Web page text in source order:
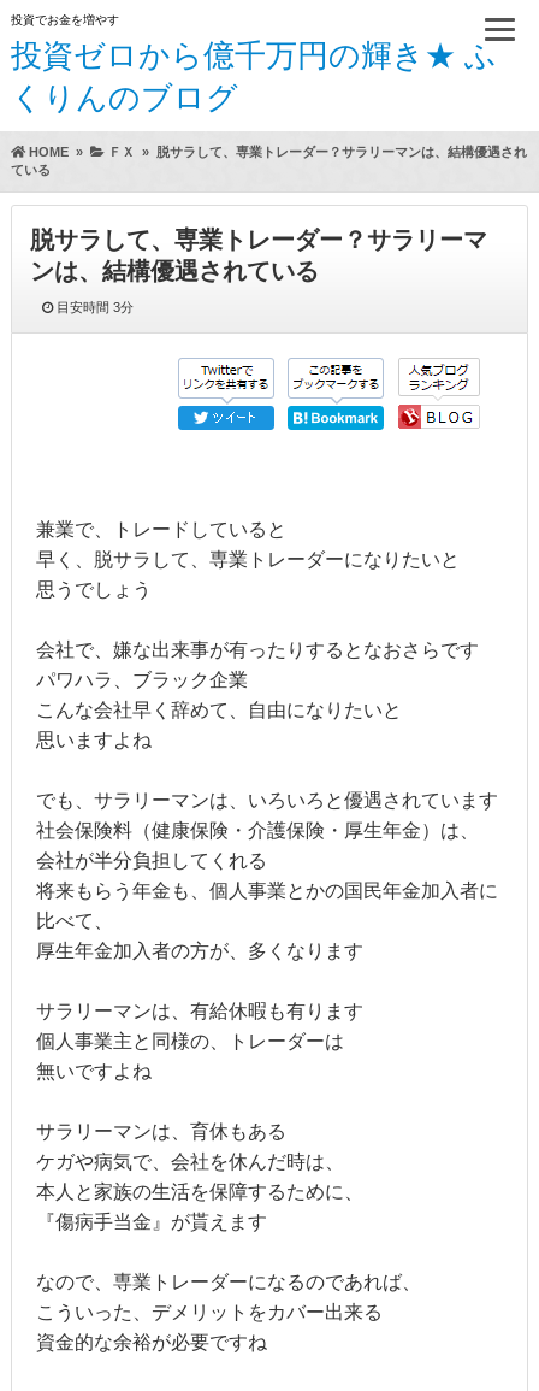
投資でお金を増やす
投資ゼロから億千万円の輝き★ ふ
くりんのブログ
HOME» ＦＸ »
脱サラして、専業トレーダー？サラリーマンは、結構優遇され
ている
脱サラして、専業トレーダー？サラリーマ
ンは、結構優遇されている
目安時間3分
兼業で、トレードしていると
早く、脱サラして、専業トレーダーになりたいと
思うでしょう
会社で、嫌な出来事が有ったりするとなおさらです
パワハラ、ブラック企業
こんな会社早く辞めて、自由になりたいと
思いますよね
でも、サラリーマンは、いろいろと優遇されています
社会保険料（健康保険・介護保険・厚生年金）は、
会社が半分負担してくれる
将来もらう年金も、個人事業とかの国民年金加入者に
比べて、
厚生年金加入者の方が、多くなります
サラリーマンは、有給休暇も有ります
個人事業主と同様の、トレーダーは
無いですよね
サラリーマンは、育休もある
ケガや病気で、会社を休んだ時は、
本人と家族の生活を保障するために、
『傷病手当金』が貰えます
なので、専業トレーダーになるのであれば、
こういった、デメリットをカバー出来る
資金的な余裕が必要ですね